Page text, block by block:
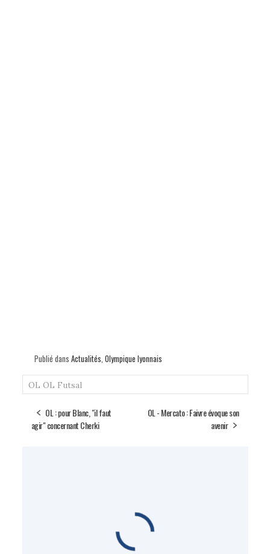
Publié dans Actualités, Olympique lyonnais
OL OL Futsal
OL : pour Blanc, "il faut
agir" concernant Cherki
OL - Mercato : Faivre évoque son
avenir